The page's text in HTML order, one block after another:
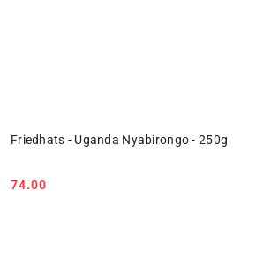
Friedhats - Uganda Nyabirongo - 250g
Cena:
74.00